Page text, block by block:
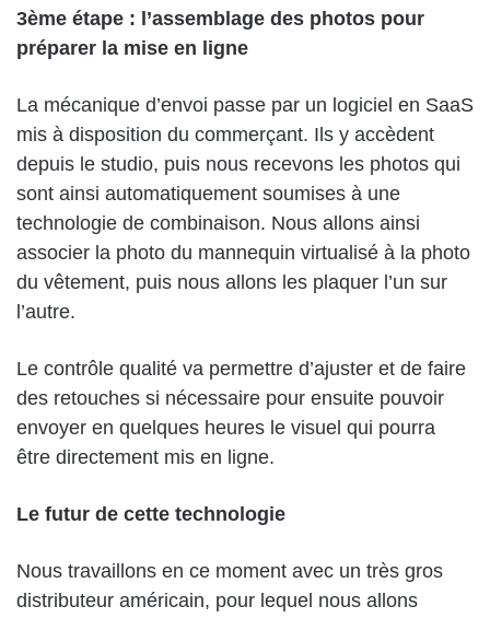
3ème étape : l’assemblage des photos pour
préparer la mise en ligne
La mécanique d’envoi passe par un logiciel en SaaS
mis à disposition du commerçant. Ils y accèdent
depuis le studio, puis nous recevons les photos qui
sont ainsi automatiquement soumises à une
technologie de combinaison. Nous allons ainsi
associer la photo du mannequin virtualisé à la photo
du vêtement, puis nous allons les plaquer l’un sur
l’autre.
Le contrôle qualité va permettre d’ajuster et de faire
des retouches si nécessaire pour ensuite pouvoir
envoyer en quelques heures le visuel qui pourra
être directement mis en ligne.
Le futur de cette technologie
Nous travaillons en ce moment avec un très gros
distributeur américain, pour lequel nous allons